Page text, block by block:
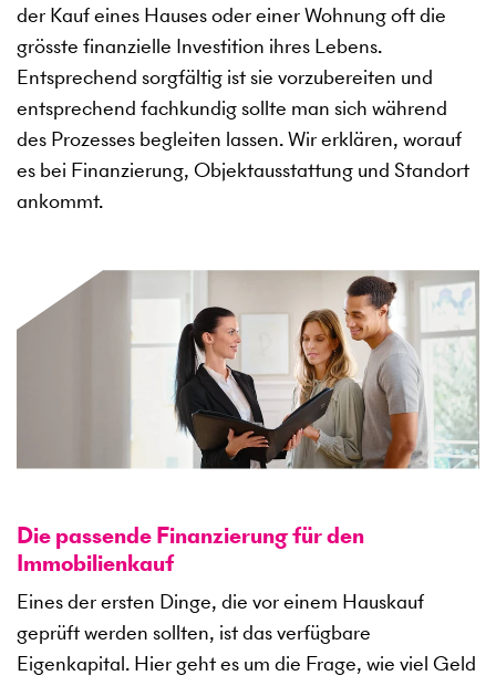
der Kauf eines Hauses oder einer Wohnung oft die
grösste finanzielle Investition ihres Lebens.
Entsprechend sorgfältig ist sie vorzubereiten und
entsprechend fachkundig sollte man sich während
des Prozesses begleiten lassen. Wir erklären, worauf
es bei Finanzierung, Objektausstattung und Standort
ankommt.
Die passende Finanzierung für den
Immobilienkauf
Eines der ersten Dinge, die vor einem Hauskauf
geprüft werden sollten, ist das verfügbare
Eigenkapital. Hier geht es um die Frage, wie viel Geld